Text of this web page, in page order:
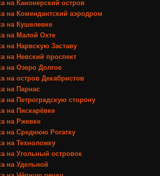
на Канонерский остров
на Комендантский аэродром
на Кушелевке
на Малой Охте
на Нарвскую Заставу
на Невский проспект
на Озеро Долгое
на остров Декабристов
на Парнас
на Петроградскую сторону
на Пискарёвке
на Ржевке
на Среднюю Рогатку
на Техноложку
на Угольный островок
на Удельной